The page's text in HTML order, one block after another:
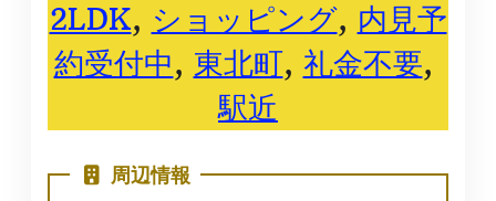
2LDK, ショッピング, 内見予
約受付中, 東北町, 礼金不要
駅近
周辺情報